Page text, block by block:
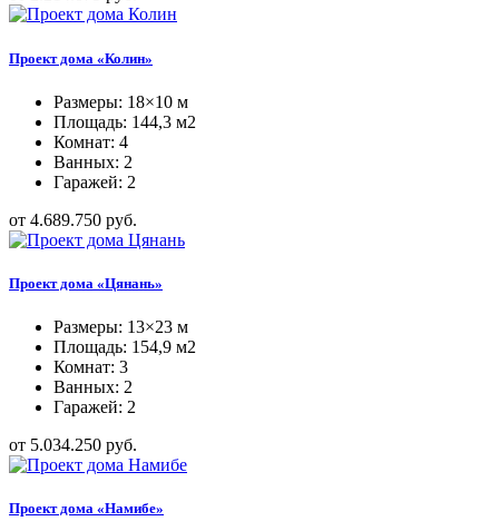
Проект дома «Колин»
Размеры: 18×10 м
Площадь: 144,3 м2
Комнат: 4
Ванных: 2
Гаражей: 2
от 4.689.750 руб.
Проект дома «Цянань»
Размеры: 13×23 м
Площадь: 154,9 м2
Комнат: 3
Ванных: 2
Гаражей: 2
от 5.034.250 руб.
Проект дома «Намибе»